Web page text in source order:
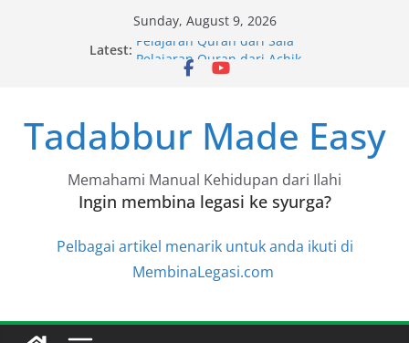
Sunday, August 9, 2026
Latest: Pelajaran Quran dari Sala
Pelajaran Quran dari Achik
Pelajaran Quran dari Niza
Tadabbur Made Easy
Memahami Manual Kehidupan dari Ilahi
Ingin membina legasi ke syurga?
Pelbagai artikel menarik untuk anda ikuti di
MembinaLegasi.com